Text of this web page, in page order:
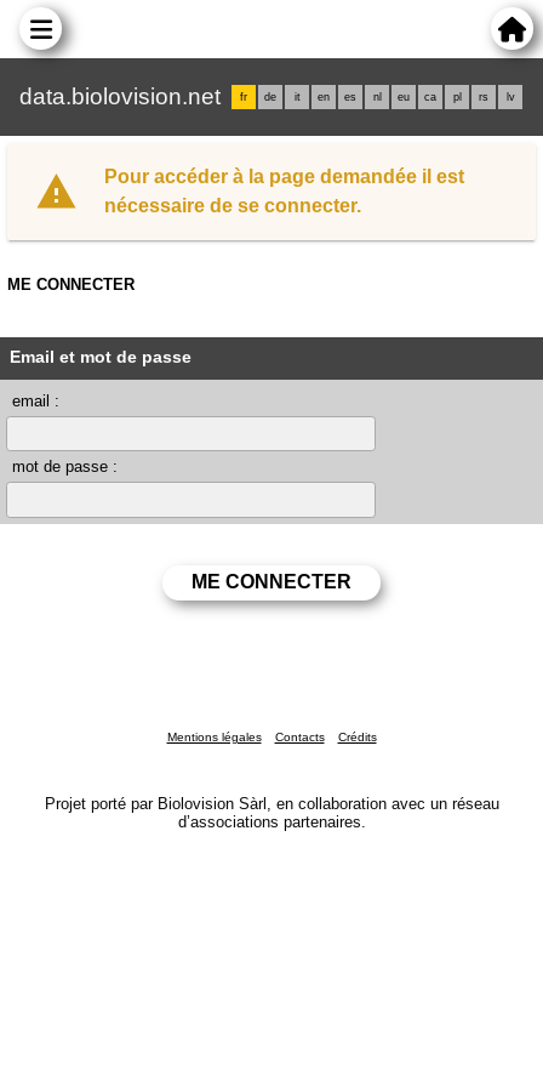
data.biolovision.net fr de it en es nl eu ca pl rs lv
Pour accéder à la page demandée il est
nécessaire de se connecter.
ME CONNECTER
Email et mot de passe
email :
mot de passe :
Mentions légales Contacts Crédits
Projet porté par Biolovision Sàrl, en collaboration avec un réseau
d’associations partenaires.